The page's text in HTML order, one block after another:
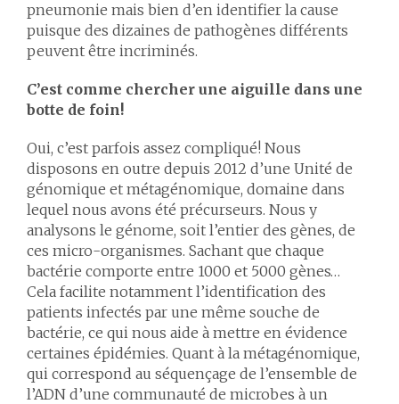
pneumonie mais bien d’en identifier la cause
puisque des dizaines de pathogènes différents
peuvent être incriminés.
C’est comme chercher une aiguille dans une
botte de foin!
Oui, c’est parfois assez compliqué! Nous
disposons en outre depuis 2012 d’une Unité de
génomique et métagénomique, domaine dans
lequel nous avons été précurseurs. Nous y
analysons le génome, soit l’entier des gènes, de
ces micro-organismes. Sachant que chaque
bactérie comporte entre 1000 et 5000 gènes…
Cela facilite notamment l’identification des
patients infectés par une même souche de
bactérie, ce qui nous aide à mettre en évidence
certaines épidémies. Quant à la métagénomique,
qui correspond au séquençage de l’ensemble de
l’ADN d’une communauté de microbes à un